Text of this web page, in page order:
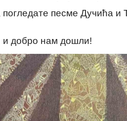
песме Дучића и
и добро нам дошли!